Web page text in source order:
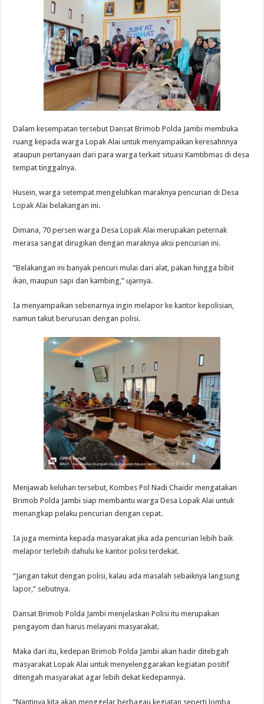
Dalam kesempatan tersebut Dansat Brimob Polda Jambi membuka
ruang kepada warga Lopak Alai untuk menyampaikan keresahnnya
ataupun pertanyaan dari para warga terkait situasi Kamtibmas di desa
tempat tinggalnya.
Husein, warga setempat mengeluhkan maraknya pencurian di Desa
Lopak Alai belakangan ini.
Dimana, 70 persen warga Desa Lopak Alai merupakan peternak
merasa sangat dirugikan dengan maraknya aksi pencurian ini.
“Belakangan ini banyak pencuri mulai dari alat, pakan hingga bibit
ikan, maupun sapi dan kambing,” ujarnya.
Ia menyampaikan sebenarnya ingin melapor ke kantor kepolisian,
namun takut berurusan dengan polisi.
Menjawab keluhan tersebut, Kombes Pol Nadi Chaidir mengatakan
Brimob Polda Jambi siap membantu warga Desa Lopak Alai untuk
menangkap pelaku pencurian dengan cepat.
Ia juga meminta kepada masyarakat jika ada pencurian lebih baik
melapor terlebih dahulu ke kantor polisi terdekat.
“Jangan takut dengan polisi, kalau ada masalah sebaiknya langsung
lapor,” sebutnya.
Dansat Brimob Polda Jambi menjelaskan Polisi itu merupakan
pengayom dan harus melayani masyarakat.
Maka dari itu, kedepan Brimob Polda Jambi akan hadir ditebgah
masyarakat Lopak Alai untuk menyelenggarakan kegiatan positif
ditengah masyarakat agar lebih dekat kedepannya.
“Nantinya kita akan menggelar berbagau kegiatan seperti lomba,